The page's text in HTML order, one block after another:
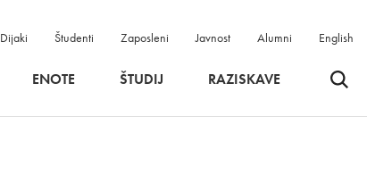
Dijaki Študenti Zaposleni Javnost Alumni English
ENOTE ŠTUDIJ RAZISKAVE Odpri